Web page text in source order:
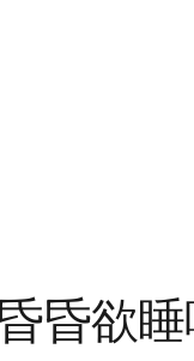
昏欲睡